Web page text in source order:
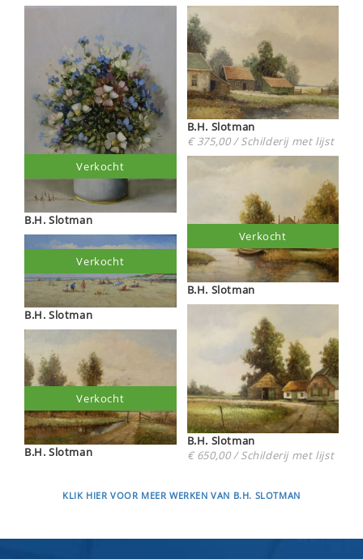
B.H. Slotman
Verkocht
B.H. Slotman
Verkocht
B.H. Slotman
Verkocht
B.H. Slotman
€ 375,00 / Schilderij met lijst
B.H. Slotman
Verkocht
B.H. Slotman
€ 650,00 / Schilderij met lijst
KLIK HIER VOOR MEER WERKEN VAN B.H. SLOTMAN